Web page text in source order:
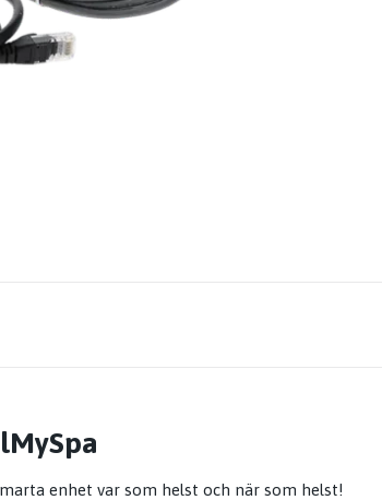
enhet var som helst och när som helst!